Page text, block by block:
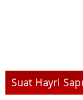
Suat Hayri